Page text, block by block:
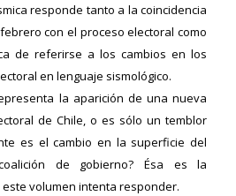
responde tanto a la coincidencia
con el proceso electoral como
de referirse a los cambios en los
en lenguaje sismológico.
la aparición de una nueva
de Chile, o es sólo un temblor
es el cambio en la superficie del
de gobierno? Ésa es la
volumen intenta responder.